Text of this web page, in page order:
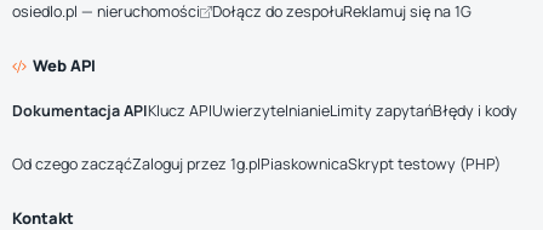
osiedlo.pl — nieruchomości Dołącz do zespołuReklamuj się na 1G
Web API
Dokumentacja APIKlucz APIUwierzytelnianieLimity zapytańBłędy i kody
Od czego zacząćZaloguj przez 1g.plPiaskownicaSkrypt testowy (PHP)
Kontakt